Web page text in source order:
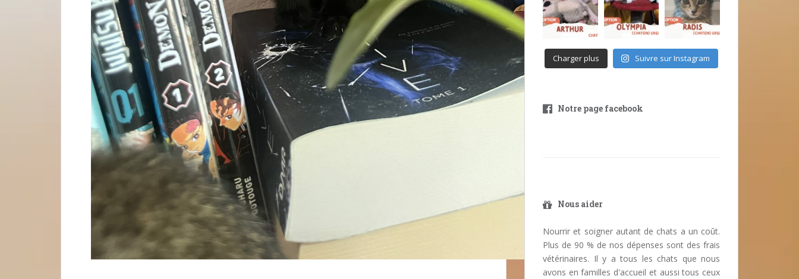
Charger plus Suivre sur Instagram
Notre page facebook
Nous aider
Nourrir et soigner autant de chats a un coût.
Plus de 90 % de nos dépenses sont des frais
vétérinaires. Il y a tous les chats que nous
avons en familles d'accueil et aussi tous ceux